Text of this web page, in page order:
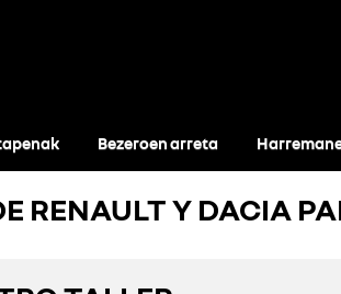
Bezeroen arreta
RENAULT Y DACIA